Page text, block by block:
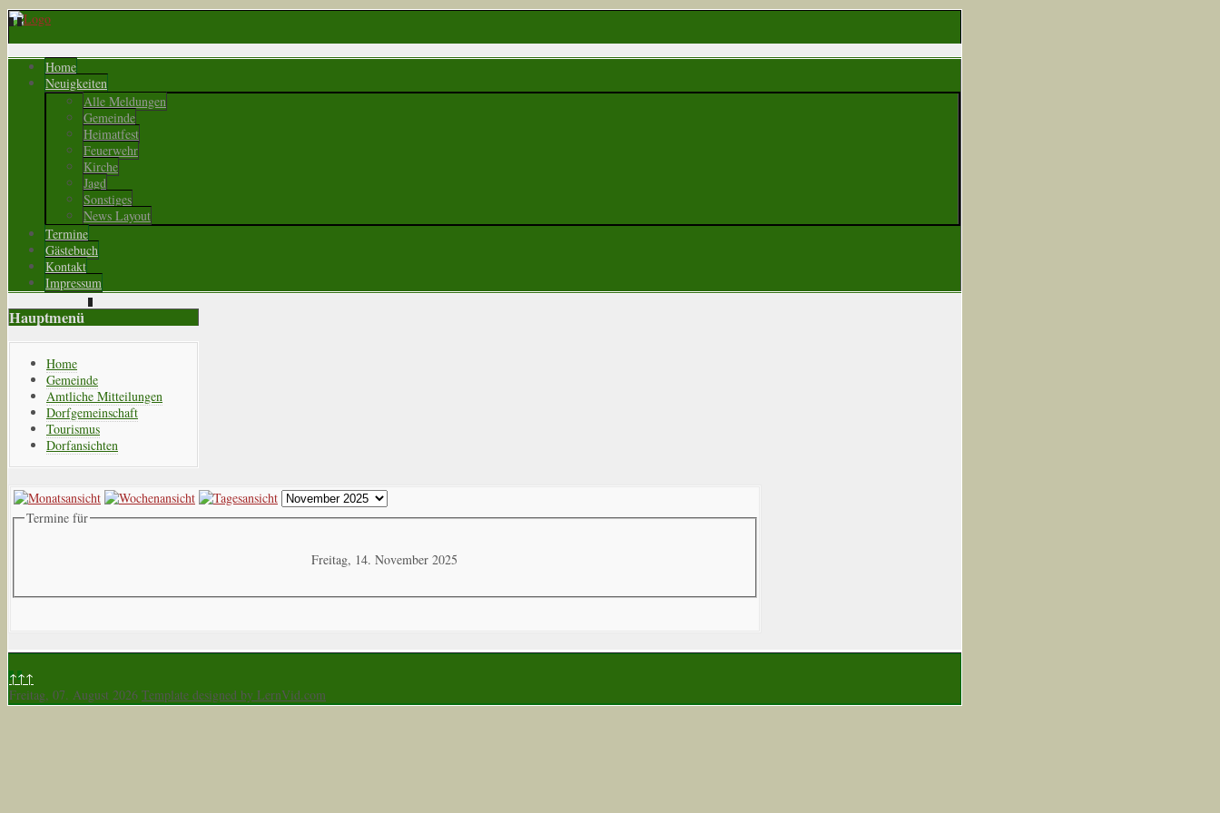
Home
Neuigkeiten
Alle Meldungen
Gemeinde
Heimatfest
Feuerwehr
Kirche
Jagd
Sonstiges
News Layout
Termine
Gästebuch
Kontakt
Impressum
Hauptmenü
Home
Gemeinde
Amtliche Mitteilungen
Dorfgemeinschaft
Tourismus
Dorfansichten
Termine für
Freitag, 14. November 2025
↑↑↑
Freitag, 07. August 2026 Template designed by LernVid.com